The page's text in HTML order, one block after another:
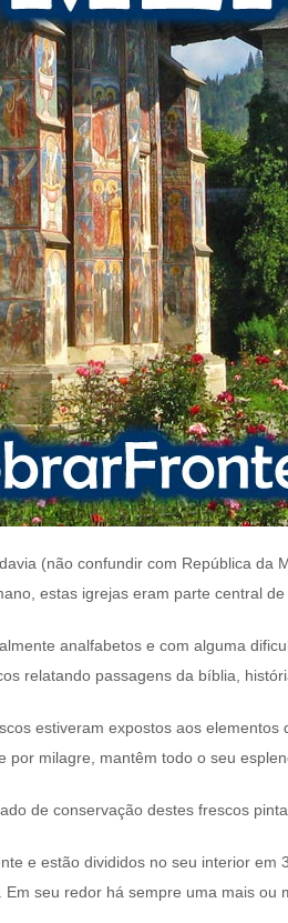
(não confundir com República da
estas igrejas eram parte central
analfabetos e com alguma
relatando passagens da bíblia,
estiveram expostos aos
milagre, mantêm todo o seu
de conservação destes frescos
e estão divididos no seu interior em
seu redor há sempre uma mais ou